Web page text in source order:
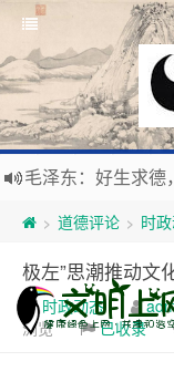
> 道德评论 > 时
极左”思潮推动文
时政动态
浏览
已收录